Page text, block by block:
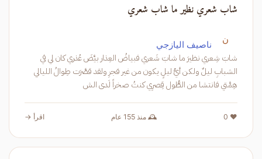
شاب شعري نظير ما شاب شعري
ن ناصيف اليازجي
شابَ شِعري نظيرَ ما شابَ شَعري فبياضُ العِذار بيَّضَ عُذري كان لي في
الشبابِ ليلٌ ولكن أيُّ ليلٍ يكون من غير فجرِ ولقد قصَّرَت طِوالُ الليالي
هِمَّتي فانتشا من الطُّول قِصرِي كنتُ صخراً لَدى الش
❤️ 0 🕰️ منذ 155 عام اقرأ →